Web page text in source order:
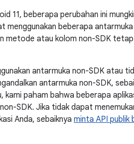
11, beberapa perubahan ini
menggunakan beberapa
metode atau kolom non-SDK
antarmuka non-SDK atau
antarmuka non-SDK,
paham bahwa beberapa
SDK. Jika tidak dapat
Anda, sebaiknya minta API publik